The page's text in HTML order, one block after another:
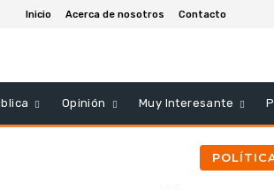
Inicio Acerca de nosotros Contacto
Opinión Muy Interesante